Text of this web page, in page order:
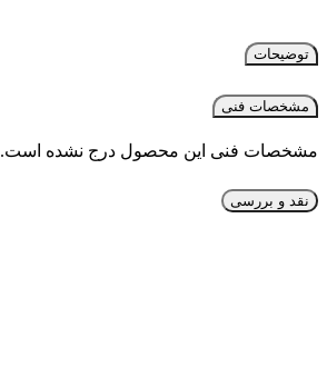
توضیحات
مشخصات فنی
مشخصات فنی این محصول درج نشده است.
نقد و بررسی